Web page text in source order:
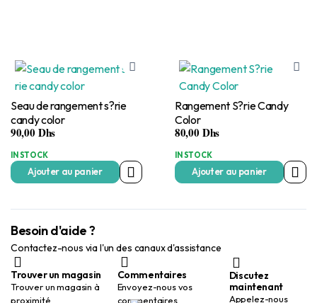
Seau de rangement s?rie
candy color
90,00Dhs
IN STOCK
Ajouter au panier
Rangement S?rie Candy
Color
80,00Dhs
IN STOCK
Ajouter au panier
Besoin d'aide ?
Contactez-nous via l'un des canaux d'assistance
Trouver un magasin
Trouver un magasin à
proximité
Commentaires
Envoyez-nous vos
commentaires
Discutez
maintenant
Appelez-nous